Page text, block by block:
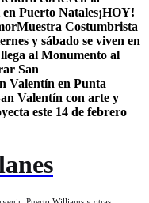
Puerto Natales¡HOY!
Muestra Costumbrista
y sábado se viven en
al Monumento al
San
Valentín en Punta
Valentín con arte y
este 14 de febrero